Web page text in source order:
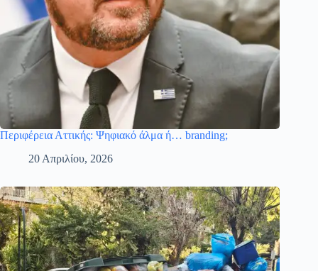
Περιφέρεια Αττικής: Ψηφιακό άλμα ή… branding;
20 Απριλίου, 2026